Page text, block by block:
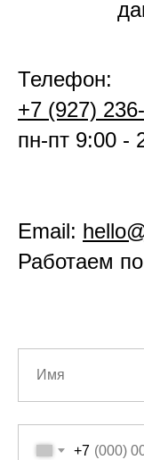
Телефон:
+7 (927)
пн-пт 9:00 -
Email:
Работаем
+7